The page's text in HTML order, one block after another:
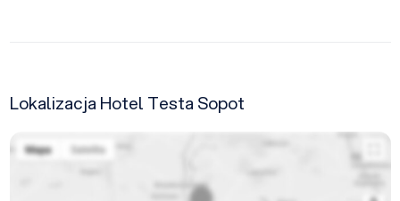
Lokalizacja Hotel Testa Sopot